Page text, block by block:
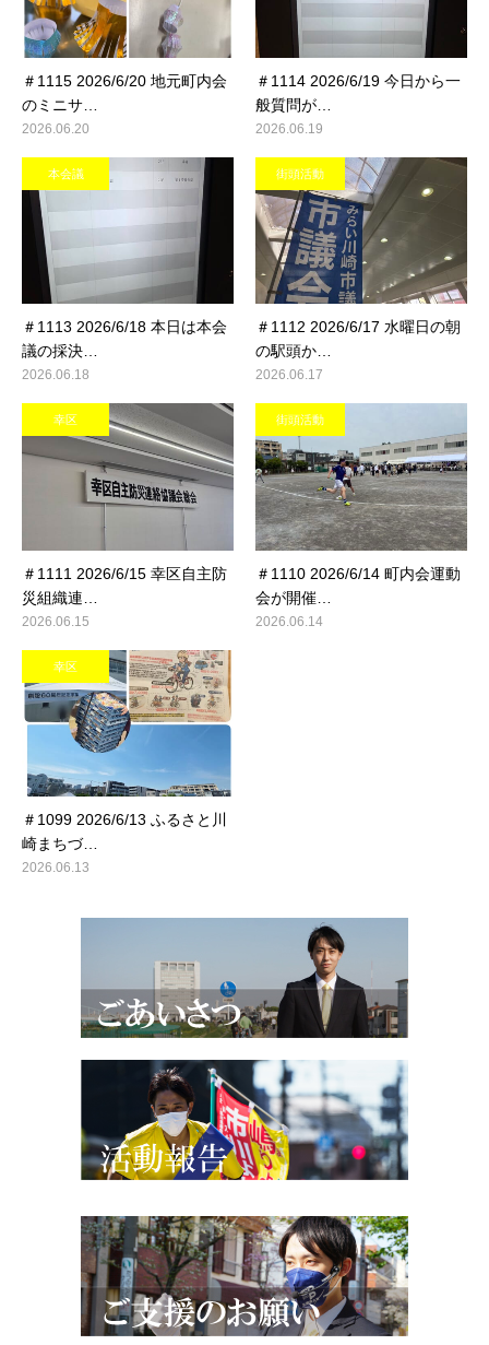
＃1115 2026/6/20 地元町内会
のミニサ…
2026.06.20
＃1114 2026/6/19 今日から一
般質問が…
2026.06.19
本会議
＃1113 2026/6/18 本日は本会
議の採決…
2026.06.18
街頭活動
＃1112 2026/6/17 水曜日の朝
の駅頭か…
2026.06.17
幸区
＃1111 2026/6/15 幸区自主防
災組織連…
2026.06.15
街頭活動
＃1110 2026/6/14 町内会運動
会が開催…
2026.06.14
幸区
＃1099 2026/6/13 ふるさと川
崎まちづ…
2026.06.13